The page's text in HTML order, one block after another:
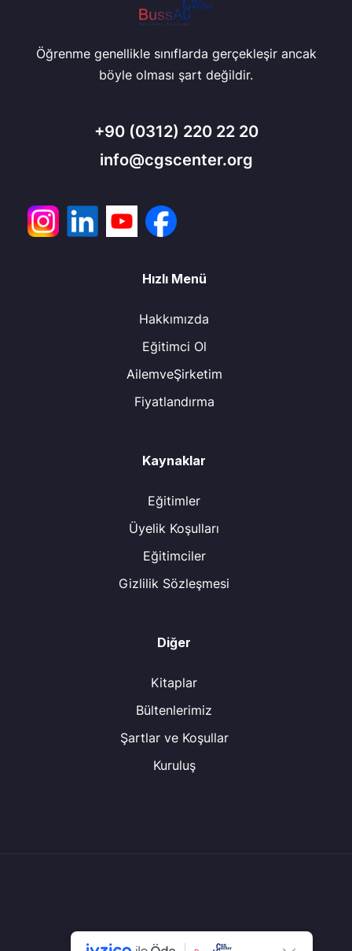
Öğrenme genellikle sınıflarda gerçekleşir ancak
böyle olması şart değildir.
+90 (0312) 220 22 20
info@cgscenter.org
Hızlı Menü
Hakkımızda
Eğitimci Ol
AilemveŞirketim
Fiyatlandırma
Kaynaklar
Eğitimler
Üyelik Koşulları
Eğitimciler
Gizlilik Sözleşmesi
Diğer
Kitaplar
Bültenlerimiz
Şartlar ve Koşullar
Kuruluş
© Tüm Hakları Saklıdır. CGS Center